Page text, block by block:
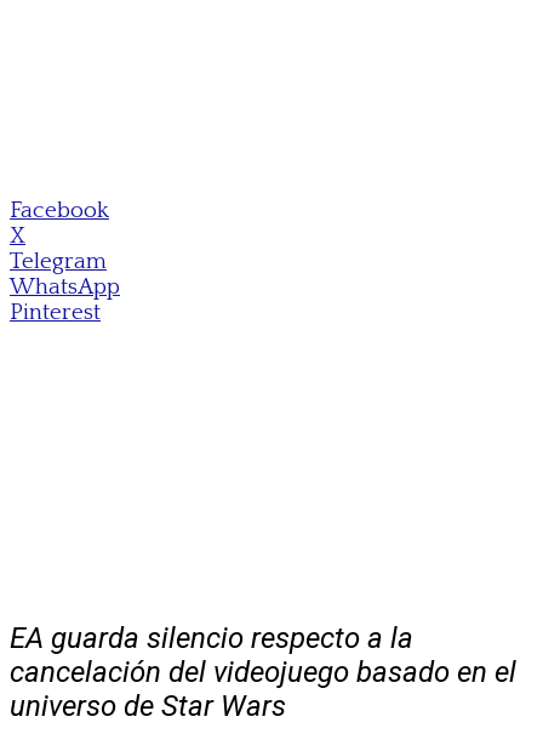
Facebook
X
Telegram
WhatsApp
Pinterest
EA guarda silencio respecto a la
cancelación del videojuego basado en el
universo de Star Wars